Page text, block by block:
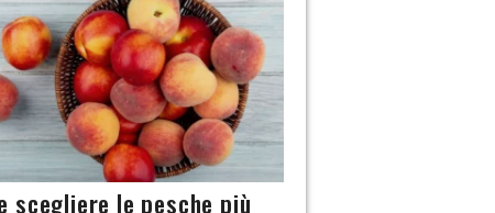
scegliere le pesche più